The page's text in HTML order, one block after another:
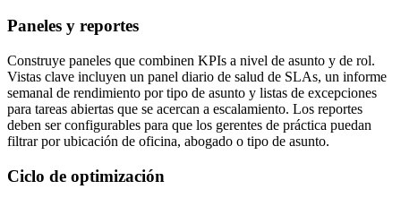
Paneles y reportes
Construye paneles que combinen KPIs a nivel de asunto y de rol.
Vistas clave incluyen un panel diario de salud de SLAs, un informe
semanal de rendimiento por tipo de asunto y listas de excepciones
para tareas abiertas que se acercan a escalamiento. Los reportes
deben ser configurables para que los gerentes de práctica puedan
filtrar por ubicación de oficina, abogado o tipo de asunto.
Ciclo de optimización